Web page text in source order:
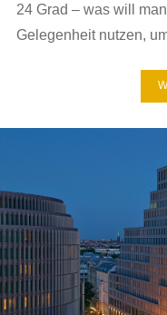
24 Grad – was will
Gelegenheit nutzen,